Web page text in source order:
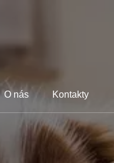
O nás Kontakty